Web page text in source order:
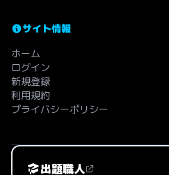
サイト情報
ホーム
ログイン
新規登録
利用規約
プライバシーポリシー
出題職人